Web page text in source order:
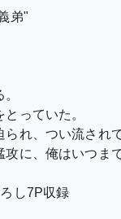
弟"
っていた。
られ、つい流さ
攻に、俺はいつま
し7P収録